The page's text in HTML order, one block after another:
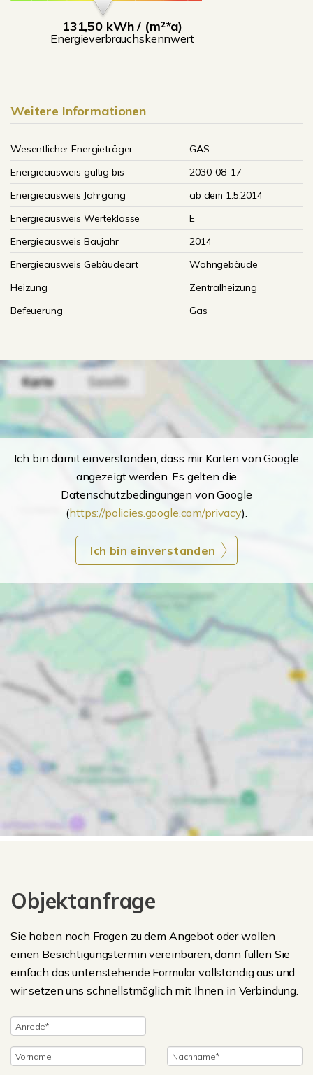
131,50 kWh / (m²*a)
Energieverbrauchskennwert
Weitere Informationen
Wesentlicher Energieträger
GAS
Energieausweis gültig bis
2030-08-17
Energieausweis Jahrgang
ab dem 1.5.2014
Energieausweis Werteklasse
E
Energieausweis Baujahr
2014
Energieausweis Gebäudeart
Wohngebäude
Heizung
Zentralheizung
Befeuerung
Gas
Ich bin damit einverstanden, dass mir Karten von Google
angezeigt werden. Es gelten die
Datenschutzbedingungen von Google
(https://policies.google.com/privacy).
Ich bin einverstanden
Objektanfrage
Sie haben noch Fragen zu dem Angebot oder wollen
einen Besichtigungstermin vereinbaren, dann füllen Sie
einfach das untenstehende Formular vollständig aus und
wir setzen uns schnellstmöglich mit Ihnen in Verbindung.